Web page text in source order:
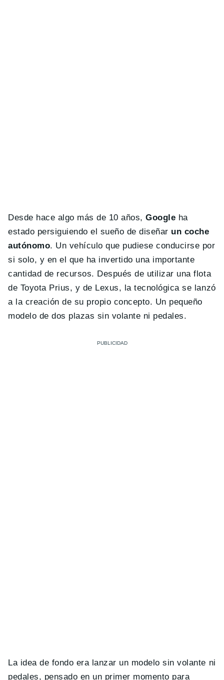
Desde hace algo más de 10 años,Google ha
estado persiguiendo el sueño de diseñar un coche
autónomo. Un vehículo que pudiese conducirse por
si solo, y en el que ha invertido una importante
cantidad de recursos. Después de utilizar una flota
de Toyota Prius, y de Lexus, la tecnológica se lanzó
a la creación de su propio concepto. Un pequeño
modelo de dos plazas sin volante ni pedales.
La idea de fondo era lanzar un modelo sin volante ni
pedales, pensado en un primer momento para